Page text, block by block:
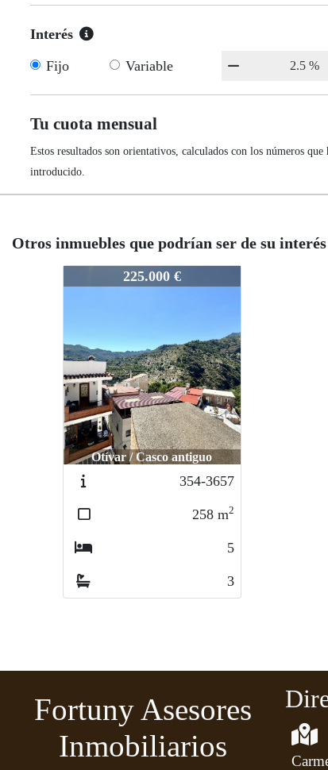
Interés
Fijo
Variable
Tu cuota mensual
Estos resultados son orientativos, calculados con los números que
introducido.
Otros inmuebles que podrían ser de su interés
225.000 €
Otívar / Casco antiguo
354-3657
258 m2
5
3
Fortuny Asesores
Inmobiliarios